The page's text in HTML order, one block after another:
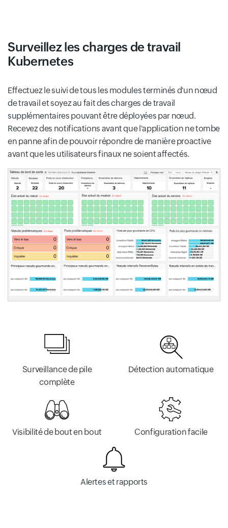
Surveillez les charges de travail
Kubernetes
Effectuez le suivi de tous les modules terminés d'un nœud
de travail et soyez au fait des charges de travail
supplémentaires pouvant être déployées par nœud.
Recevez des notifications avant que l'application ne tombe
en panne afin de pouvoir répondre de manière proactive
avant que les utilisateurs finaux ne soient affectés.
Surveillance de pile
complète
Détection automatique
Visibilité de bout en bout Configuration facile
Alertes et rapports